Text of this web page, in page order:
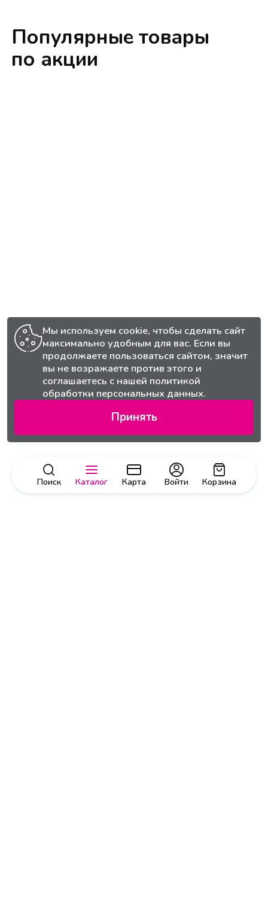
Поиск Каталог Карта Корзина
Войти
Популярные товары
по акции
Мы используем cookie, чтобы сделать сайт
максимально удобным для вас. Если вы
продолжаете пользоваться сайтом, значит
вы не возражаете против этого и
соглашаетесь с нашей политикой
обработки персональных данных.
Принять